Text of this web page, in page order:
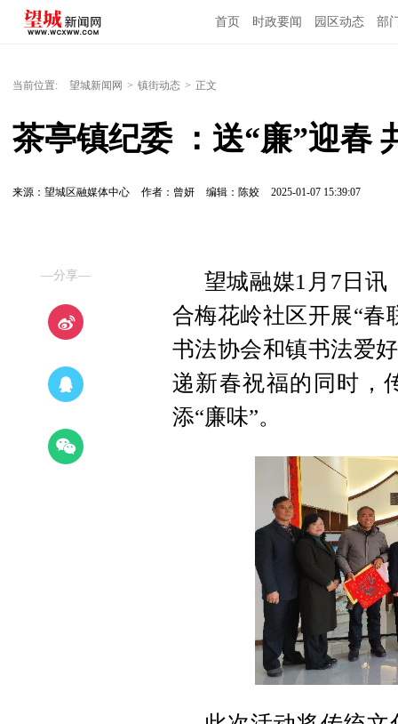
首页 时政要闻 园区动态 部
当前位置: 望城新闻网 > 镇街动态 > 正文
茶亭镇纪委 ：送“廉”迎春
来源：望城区融媒体中心 作者：曾妍 编辑：陈姣 2025-01-07 15:39:07
—分享—
望城融媒1月7日讯
合梅花岭社区开展“春
书法协会和镇书法爱
递新春祝福的同时，
添“廉味”。